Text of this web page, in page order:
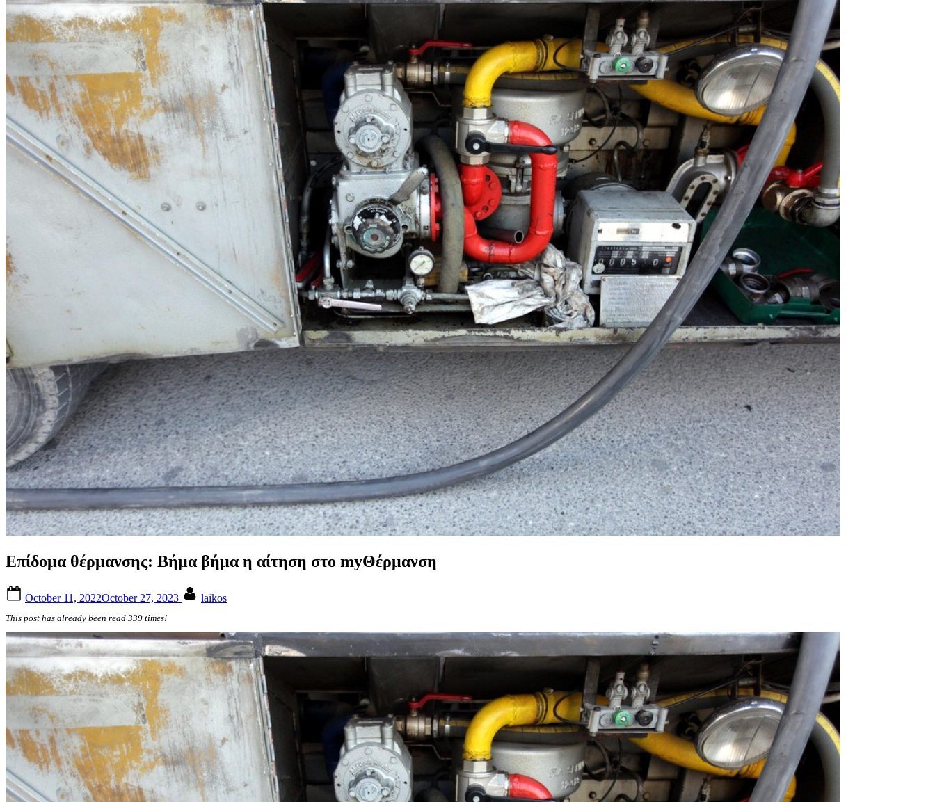
Επίδομα θέρμανσης: Βήμα βήμα η αίτηση στο myΘέρμανση
on
October 11, 2022October 27, 2023 laikos
This post has already been read 339 times!